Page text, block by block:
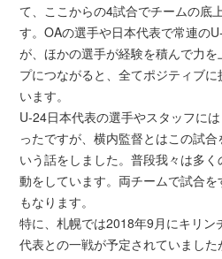
て、ここからの4試合でチームの底
す。OAの選手や日本代表で常連の
が、ほかの選手が経験を積んで力
プにつながると、全てポジティブ
います。
U-24日本代表の選手やスタッフに
ったですが、横内監督とはこの試
いう話をしました。普段我々は多
動をしています。両チームで試合
もなります。
特に、札幌では2018年9月にキリン
代表との一戦が予定されていまし